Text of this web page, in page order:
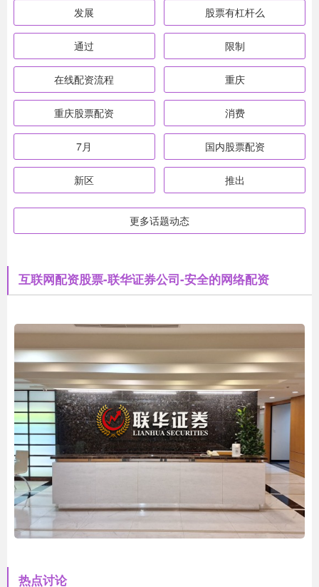
发展 股票有杠杆么
通过 限制
在线配资流程 重庆
重庆股票配资 消费
7月 国内股票配资
新区 推出
更多话题动态
互联网配资股票-联华证券公司-安全的网络配资
热点讨论